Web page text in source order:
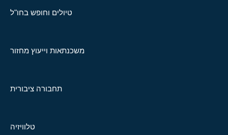
טיולים וחופש בחו"ל
משכנתאות וייעוץ מחזור
תחבורה ציבורית
טלוויזיה